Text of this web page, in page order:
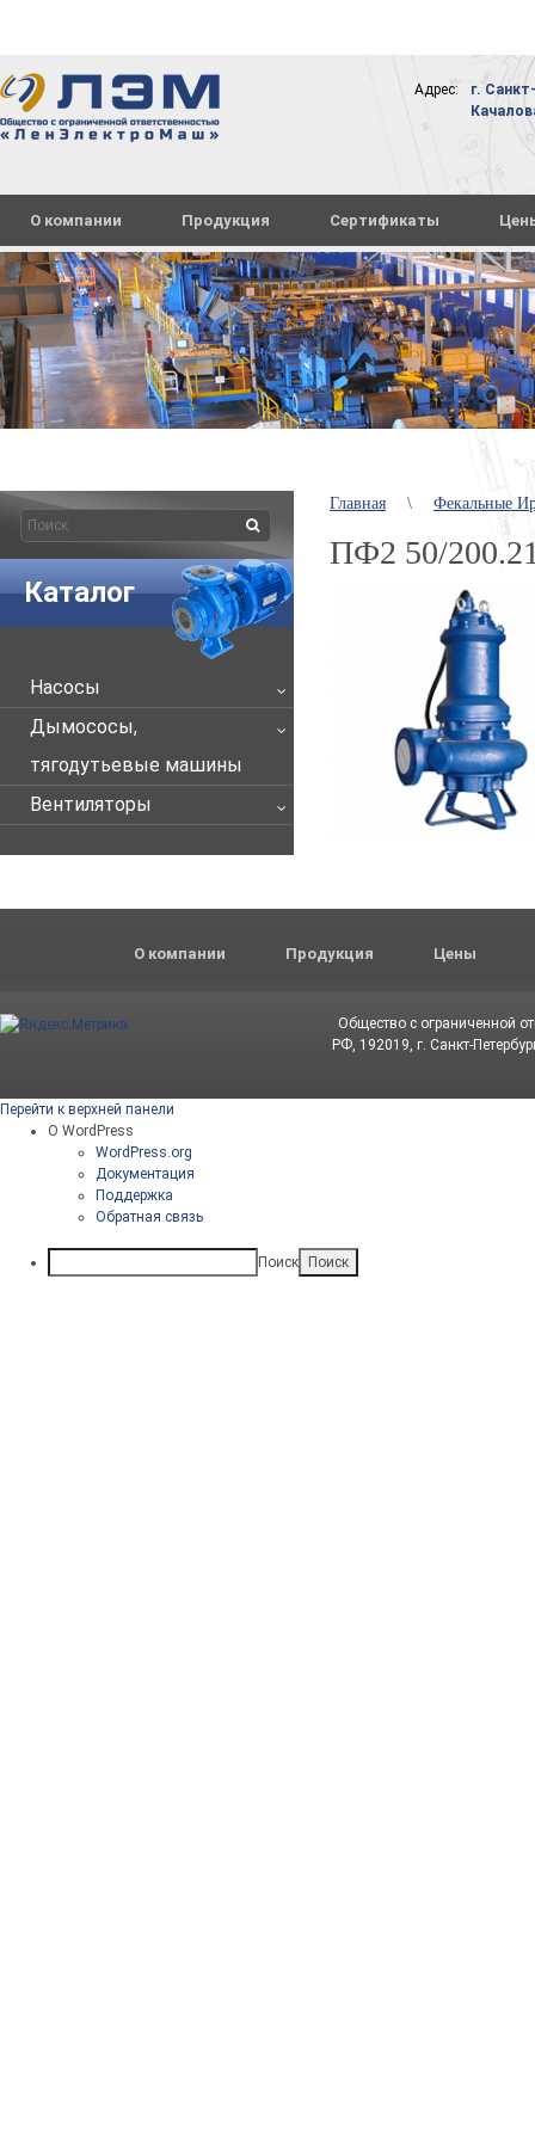
Адрес:
г.
О компании Продукция Сертификаты
Каталог
Насосы
Дымососы,
тягодутьевые машины
Вентиляторы
Главная \ Фекальные
ПФ2 50/
О компании Продукция Цены
Общество с ограниченной
РФ, 192019, г. Санкт-
Перейти к верхней панели
О WordPress
WordPress.org
Документация
Поддержка
Обратная связь
Поиск